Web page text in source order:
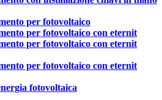
per fotovoltaico
per fotovoltaico con eternit
per fotovoltaico con eternit
per fotovoltaico con eternit
fotovoltaica